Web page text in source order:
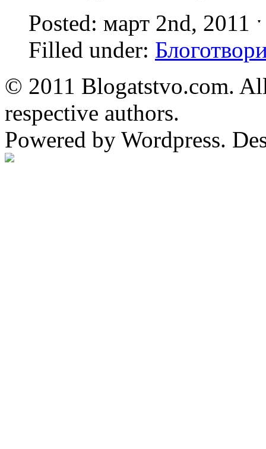
Posted: март 2nd, 2011
Filled under:
© 2011 Blogatstvo.com.
respective authors.
Powered by Wordpress.